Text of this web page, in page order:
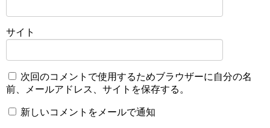
サイト
次回のコメントで使用するためブラウザーに自分の名
前、メールアドレス、サイトを保存する。
新しいコメントをメールで通知